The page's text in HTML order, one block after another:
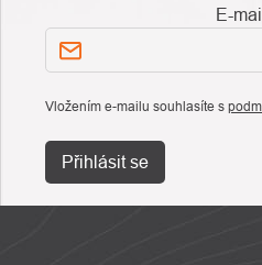
E-mail
Vložením e-mailu souhlasíte s
Přihlásit se